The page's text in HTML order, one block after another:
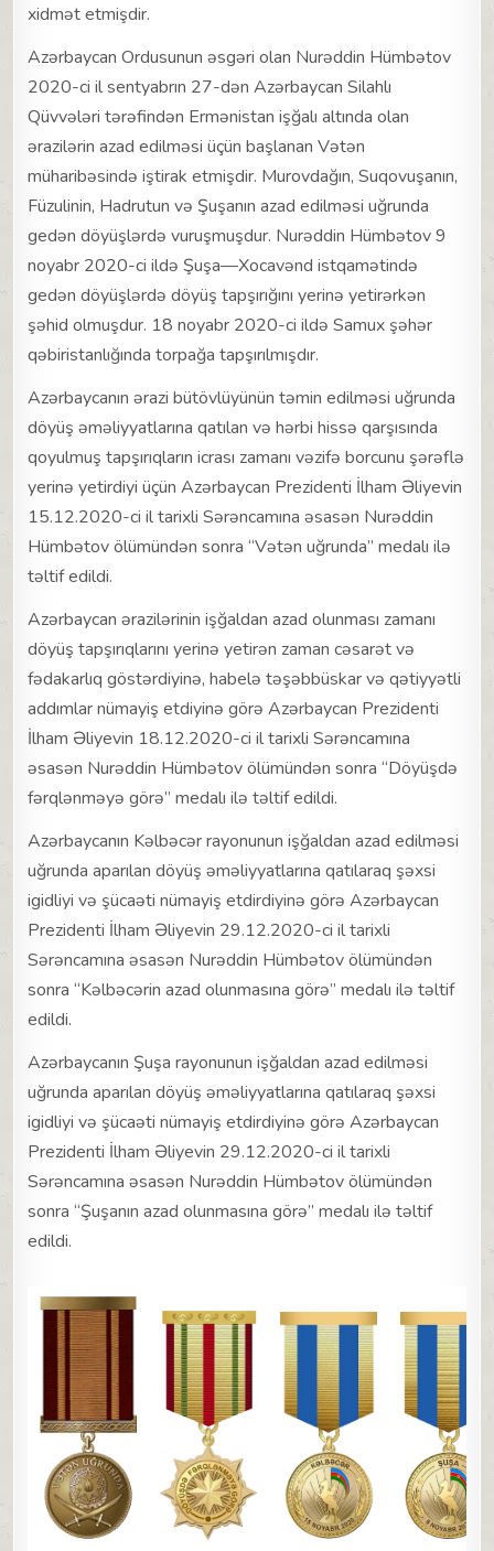
xidmət etmişdir.
Azərbaycan Ordusunun əsgəri olan Nurəddin Hümbətov
2020-ci il sentyabrın 27-dən Azərbaycan Silahlı
Qüvvələri tərəfindən Ermənistan işğalı altında olan
ərazilərin azad edilməsi üçün başlanan Vətən
müharibəsində iştirak etmişdir. Murovdağın, Suqovuşanın,
Füzulinin, Hadrutun və Şuşanın azad edilməsi uğrunda
gedən döyüşlərdə vuruşmuşdur. Nurəddin Hümbətov 9
noyabr 2020-ci ildə Şuşa—Xocavənd istqamətində
gedən döyüşlərdə döyüş tapşırığını yerinə yetirərkən
şəhid olmuşdur. 18 noyabr 2020-ci ildə Samux şəhər
qəbiristanlığında torpağa tapşırılmışdır.
Azərbaycanın ərazi bütövlüyünün təmin edilməsi uğrunda
döyüş əməliyyatlarına qatılan və hərbi hissə qarşısında
qoyulmuş tapşırıqların icrası zamanı vəzifə borcunu şərəflə
yerinə yetirdiyi üçün Azərbaycan Prezidenti İlham Əliyevin
15.12.2020-ci il tarixli Sərəncamına əsasən Nurəddin
Hümbətov ölümündən sonra “Vətən uğrunda” medalı ilə
təltif edildi.
Azərbaycan ərazilərinin işğaldan azad olunması zamanı
döyüş tapşırıqlarını yerinə yetirən zaman cəsarət və
fədakarlıq göstərdiyinə, habelə təşəbbüskar və qətiyyətli
addımlar nümayiş etdiyinə görə Azərbaycan Prezidenti
İlham Əliyevin 18.12.2020-ci il tarixli Sərəncamına
əsasən Nurəddin Hümbətov ölümündən sonra “Döyüşdə
fərqlənməyə görə” medalı ilə təltif edildi.
Azərbaycanın Kəlbəcər rayonunun işğaldan azad edilməsi
uğrunda aparılan döyüş əməliyyatlarına qatılaraq şəxsi
igidliyi və şücaəti nümayiş etdirdiyinə görə Azərbaycan
Prezidenti İlham Əliyevin 29.12.2020-ci il tarixli
Sərəncamına əsasən Nurəddin Hümbətov ölümündən
sonra “Kəlbəcərin azad olunmasına görə” medalı ilə təltif
edildi.
Azərbaycanın Şuşa rayonunun işğaldan azad edilməsi
uğrunda aparılan döyüş əməliyyatlarına qatılaraq şəxsi
igidliyi və şücaəti nümayiş etdirdiyinə görə Azərbaycan
Prezidenti İlham Əliyevin 29.12.2020-ci il tarixli
Sərəncamına əsasən Nurəddin Hümbətov ölümündən
sonra “Şuşanın azad olunmasına görə” medalı ilə təltif
edildi.